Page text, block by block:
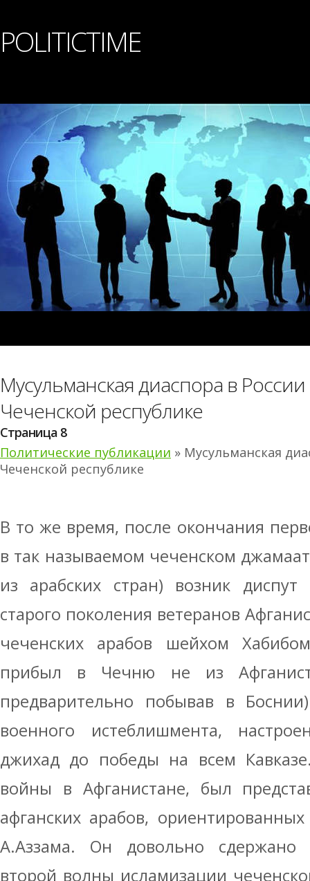
POLITICTIME
Мусульманская диаспора в
Чеченской республике
Страница 8
Политические публикации » Мусульманская
Чеченской республике
В то же время, после окончания
в так называемом чеченском
из арабских стран) возник диспут
старого поколения ветеранов
чеченских арабов шейхом
прибыл в Чечню не из
предварительно побывав в
военного истеблишмента,
джихад до победы на всем
войны в Афганистане, был
афганских арабов,
А.Аззама. Он довольно сдержано
второй волны исламизации